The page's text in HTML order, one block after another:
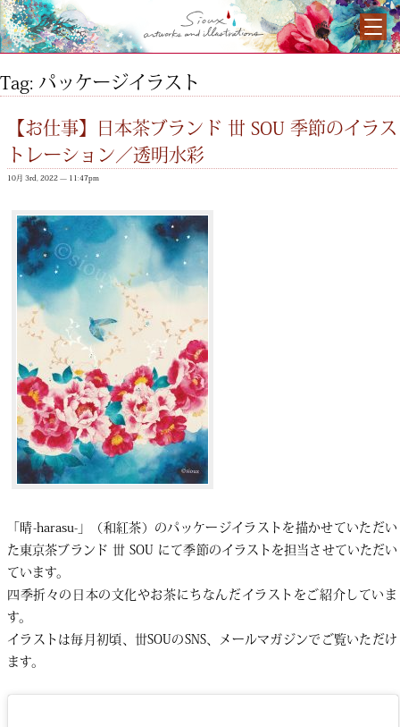
Tag: パッケージイラスト
【お仕事】日本茶ブランド 丗 SOU 季節のイラス
トレーション／透明水彩
10月 3rd, 2022 — 11:47pm
「晴-harasu-」（和紅茶）のパッケージイラストを描かせていただい
た東京茶ブランド 丗 SOU にて季節のイラストを担当させていただい
ています。
四季折々の日本の文化やお茶にちなんだイラストをご紹介していま
す。
イラストは毎月初頃、丗SOUのSNS、メールマガジンでご覧いただけ
ます。